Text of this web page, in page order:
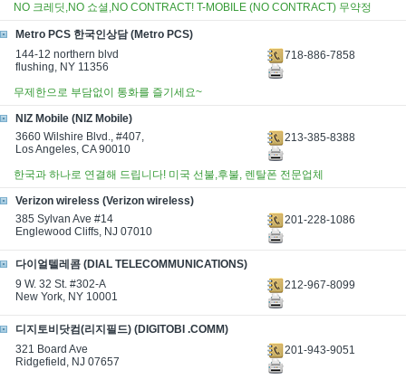
NO 크레딧,NO 쇼셜,NO CONTRACT! T-MOBILE (NO CONTRACT) 무약정
Metro PCS 한국인상담 (Metro PCS)
144-12 northern blvd
flushing, NY 11356
718-886-7858
무제한으로 부담없이 통화를 즐기세요~
NIZ Mobile (NIZ Mobile)
3660 Wilshire Blvd., #407,
Los Angeles, CA 90010
213-385-8388
한국과 하나로 연결해 드립니다! 미국 선불,후불, 렌탈폰 전문업체
Verizon wireless (Verizon wireless)
385 Sylvan Ave #14
Englewood Cliffs, NJ 07010
201-228-1086
다이얼텔레콤 (DIAL TELECOMMUNICATIONS)
9 W. 32 St. #302-A
New York, NY 10001
212-967-8099
디지토비닷컴(리지필드) (DIGITOBI .COMM)
321 Board Ave
Ridgefield, NJ 07657
201-943-9051